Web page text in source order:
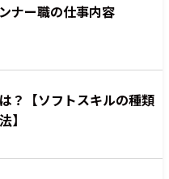
ナー職の仕事内容
？【ソフトスキルの種類
】